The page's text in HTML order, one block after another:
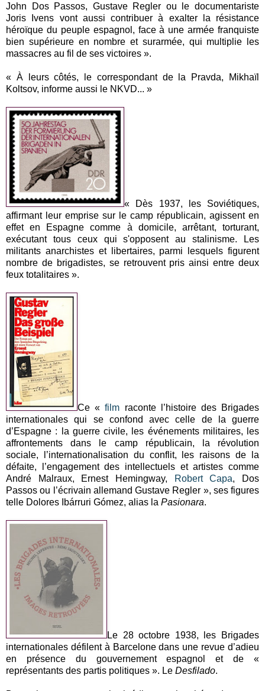
John Dos Passos, Gustave Regler ou le documentariste
Joris Ivens vont aussi contribuer à exalter la résistance
héroïque du peuple espagnol, face à une armée franquiste
bien supérieure en nombre et surarmée, qui multiplie les
massacres au fil de ses victoires ».
« À leurs côtés, le correspondant de la Pravda, Mikhaïl
Koltsov, informe aussi le NKVD... »
« Dès 1937, les Soviétiques,
affirmant leur emprise sur le camp républicain, agissent en
effet en Espagne comme à domicile, arrêtant, torturant,
exécutant tous ceux qui s'opposent au stalinisme. Les
militants anarchistes et libertaires, parmi lesquels figurent
nombre de brigadistes, se retrouvent pris ainsi entre deux
feux totalitaires ».
Ce «film raconte l’histoire des Brigades
internationales qui se confond avec celle de la guerre
d’Espagne : la guerre civile, les événements militaires, les
affrontements dans le camp républicain, la révolution
sociale, l’internationalisation du conflit, les raisons de la
défaite, l’engagement des intellectuels et artistes comme
André Malraux, Ernest Hemingway,
Robert Capa, Dos
Passos ou l’écrivain allemand Gustave Regler », ses figures
telle Dolores Ibárruri Gómez, alias la Pasionara.
Le 28 octobre 1938, les Brigades
internationales défilent à Barcelone dans une revue d’adieu
en présence du gouvernement espagnol et de «
représentants des partis politiques ». Le Desfilado.